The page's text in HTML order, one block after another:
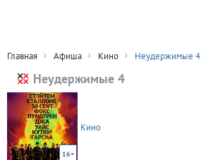
Главная Афиша Кино Неудержимые 4
Неудержимые 4
16+
Кино